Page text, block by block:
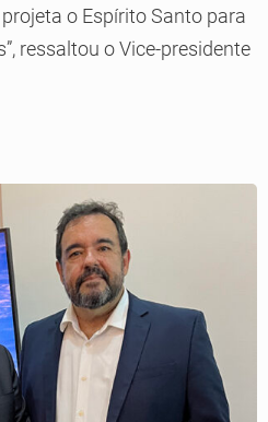
o Espírito Santo para
ressaltou o Vice-presidente